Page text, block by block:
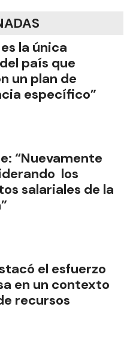
la única
país que
un plan de
específico”
“Nuevamente
los
salariales de la
el esfuerzo
en un contexto
recursos